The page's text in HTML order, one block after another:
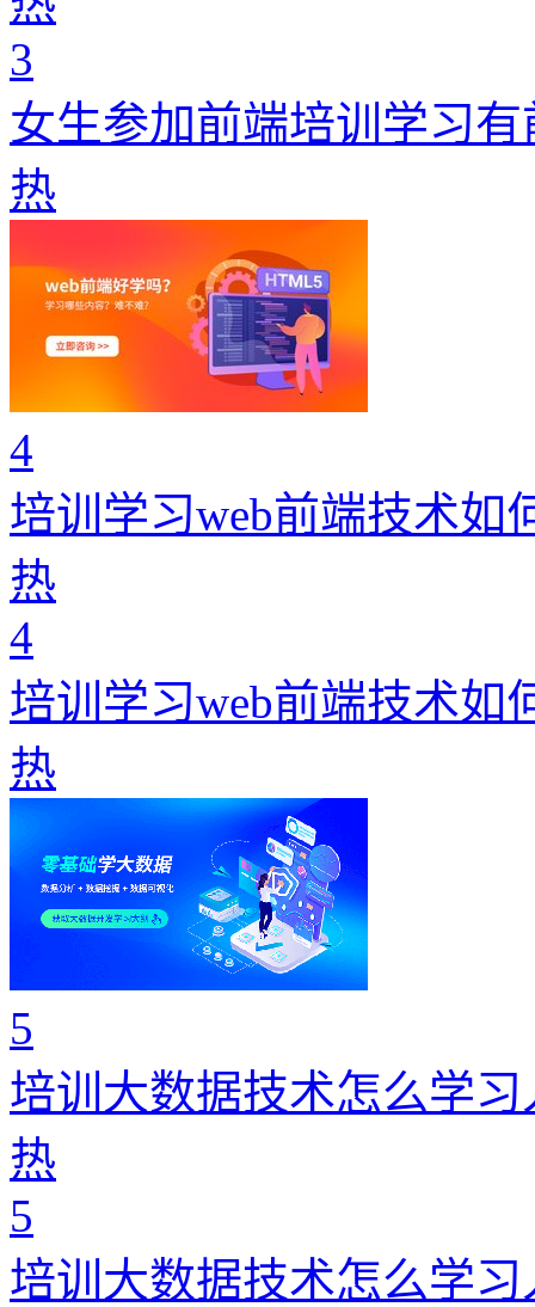
3
女生参加前端培训学习
热
4
培训学习web前端技术如
热
4
培训学习web前端技术如
热
5
培训大数据技术怎么学
热
5
培训大数据技术怎么学